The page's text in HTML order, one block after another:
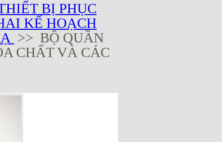
BỊ PHỤC
KẾ HOẠCH
>> BỘ QUẦN
CHẤT VÀ CÁC